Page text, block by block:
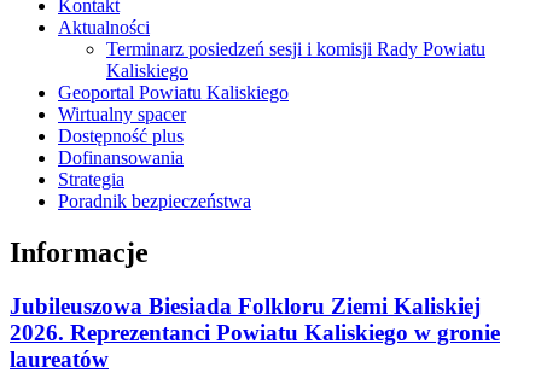
Kontakt
Aktualności
Terminarz posiedzeń sesji i komisji Rady Powiatu
Kaliskiego
Geoportal Powiatu Kaliskiego
Wirtualny spacer
Dostępność plus
Dofinansowania
Strategia
Poradnik bezpieczeństwa
Informacje
Jubileuszowa Biesiada Folkloru Ziemi Kaliskiej
2026. Reprezentanci Powiatu Kaliskiego w gronie
laureatów